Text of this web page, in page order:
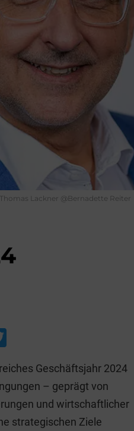
Thomas Lackner @Bernadette Reiter
tt
er
Geschäftsjahr 2024
– geprägt von
und wirtschaftlicher
strategischen Ziele